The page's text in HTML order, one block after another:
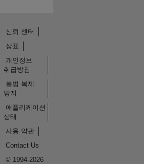
신뢰 센터
상표
개인정보
취급방침
불법 복제
방지
애플리케이션
상태
사용 약관
Contact Us
© 1994-2026